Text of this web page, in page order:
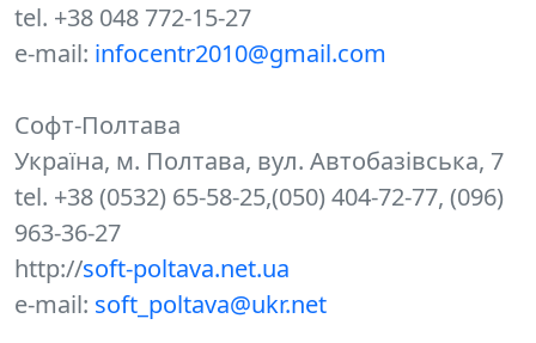
tel. +38 048 772-15-27
e-mail: infocentr2010@gmail.com
Софт-Полтава
Україна, м. Полтава, вул. Автобазівська, 7
tel. +38 (0532) 65-58-25,(050) 404-72-77, (096)
963-36-27
http://soft-poltava.net.ua
e-mail: soft_poltava@ukr.net